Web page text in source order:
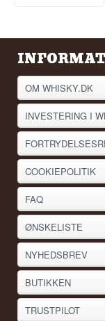
OM WHISKY.DK
INVESTERING I
COOKIEPOLITIK
FAQ
ØNSKELISTE
NYHEDSBREV
BUTIKKEN
TRUSTPILOT